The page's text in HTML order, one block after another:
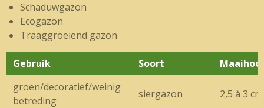
Schaduwgazon
Ecogazon
Traaggroeiend gazon
Gebruik Soort
groen/decoratief/weinig
betreding
siergazon 2,5 à 3